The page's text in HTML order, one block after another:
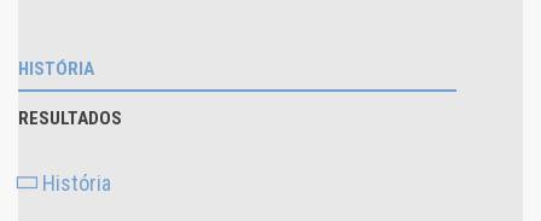
HISTÓRIA
RESULTADOS
História